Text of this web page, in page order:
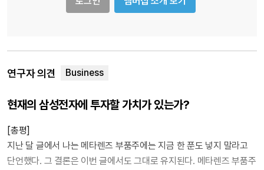
연구자 의견
현재의 삼성전자에 투자할 가치가 있는가?
[총평]
지난 달 글에서 나는 메타렌즈 부품주에는 지금 한 푼도 넣지 말라고
단언했다. 그 결론은 이번 글에서도 그대로 유지된다. 메타렌즈 부품주